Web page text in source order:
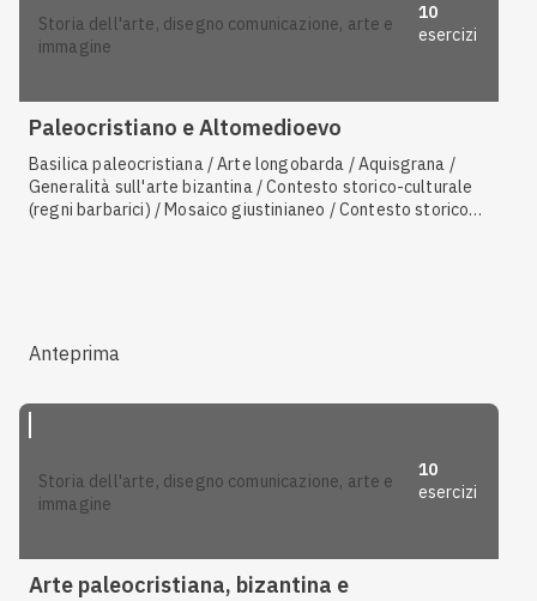
storia dell'arte, disegno comunicazione, arte e
immagine
10
esercizi
Paleocristiano e Altomedioevo
Basilica paleocristiana / Arte longobarda / Aquisgrana /
Generalità sull'arte bizantina / Contesto storico-culturale
(regni barbarici) / Mosaico giustinianeo / Contesto storico-
Anteprima
storia dell'arte, disegno comunicazione, arte e
immagine
10
esercizi
Arte paleocristiana, bizantina e